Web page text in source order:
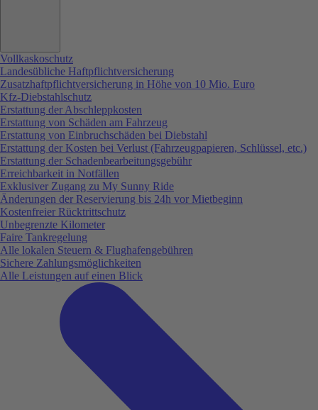
Vollkaskoschutz
Landesübliche Haftpflichtversicherung
Zusatzhaftpflichtversicherung in Höhe von 10 Mio. Euro
Kfz-Diebstahlschutz
Erstattung der Abschleppkosten
Erstattung von Schäden am Fahrzeug
Erstattung von Einbruchschäden bei Diebstahl
Erstattung der Kosten bei Verlust (Fahrzeugpapieren, Schlüssel, etc.)
Erstattung der Schadenbearbeitungsgebühr
Erreichbarkeit in Notfällen
Exklusiver Zugang zu My Sunny Ride
Änderungen der Reservierung bis 24h vor Mietbeginn
Kostenfreier Rücktrittschutz
Unbegrenzte Kilometer
Faire Tankregelung
Alle lokalen Steuern & Flughafengebühren
Sichere Zahlungsmöglichkeiten
Alle Leistungen auf einen Blick